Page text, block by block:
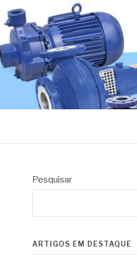
Pesquisar
ARTIGOS EM DESTAQUE